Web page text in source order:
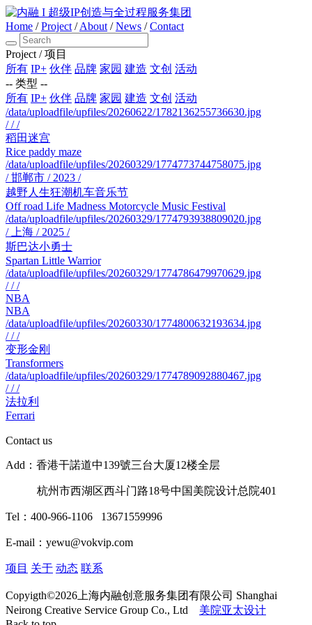
Home /Project /About /News /Contact
Project /项目
所有 IP+ 伙伴 品牌 家园 建造 文创 活动
-- 类型 --
所有 IP+ 伙伴 品牌 家园 建造 文创 活动
/data/uploadfile/upfiles/20260622/1782136255736630.jpg
/ / /
稻田迷宫
Rice paddy maze
/data/uploadfile/upfiles/20260329/1774773744758075.jpg
/ 邯郸市 / 2023 /
越野人生狂潮机车音乐节
Off road Life Madness Motorcycle Music Festival
/data/uploadfile/upfiles/20260329/1774793938809020.jpg
/ 上海 / 2025 /
斯巴达小勇士
Spartan Little Warrior
/data/uploadfile/upfiles/20260329/1774786479970629.jpg
/ / /
NBA
NBA
/data/uploadfile/upfiles/20260330/1774800632193634.jpg
/ / /
变形金刚
Transformers
/data/uploadfile/upfiles/20260329/1774789092880467.jpg
/ / /
法拉利
Ferrari
Contact us
Add：香港干諾道中139號三台大厦12楼全层
杭州市西湖区西斗门路18号中国美院设计总院401
Tel：400-966-1106 13671559996
E-mail：yewu@vokvip.com
项目 关于 动态 联系
Copyigth©2026上海内融创意服务集团有限公司 Shanghai
Neirong Creative Service Group Co., Ltd 美院亚太设计